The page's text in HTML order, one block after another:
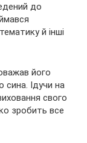
до
й інші
його
сина. Ідучи на
свого
зробить все